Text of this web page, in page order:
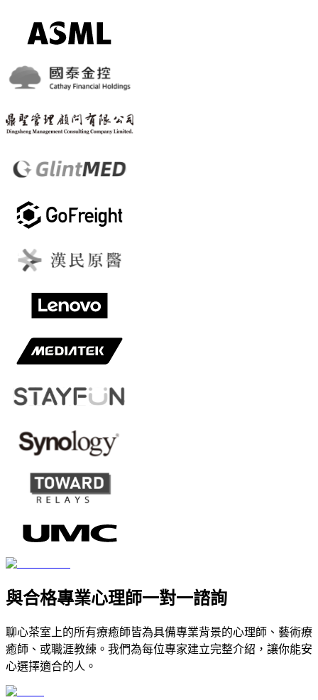
與合格專業心理師一對一諮詢
聊心茶室上的所有療癒師皆為具備專業背景的心理師、藝術療
癒師、或職涯教練。我們為每位專家建立完整介紹，讓你能安
心選擇適合的人。